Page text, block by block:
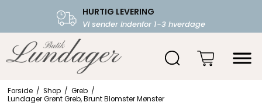
HURTIG LEVERING
Vi sender indenfor 1-3 hverdage
FRI FRAGT OVER 599.-
Starter fra 39,-
Forside / Shop / Greb /
Lundager Grønt Greb, Brunt Blomster Mønster